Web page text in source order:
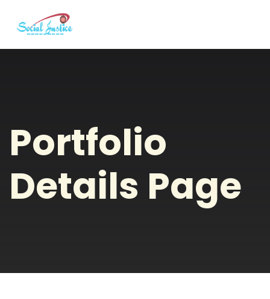
Portfolio
Details Page